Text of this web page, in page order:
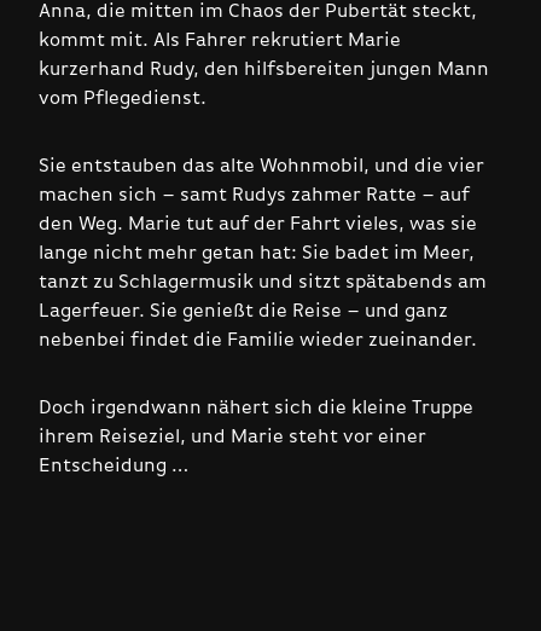
Anna, die mitten im Chaos der Pubertät steckt,
kommt mit. Als Fahrer rekrutiert Marie
kurzerhand Rudy, den hilfsbereiten jungen Mann
vom Pflegedienst.
Sie entstauben das alte Wohnmobil, und die vier
machen sich – samt Rudys zahmer Ratte – auf
den Weg. Marie tut auf der Fahrt vieles, was sie
lange nicht mehr getan hat: Sie badet im Meer,
tanzt zu Schlagermusik und sitzt spätabends am
Lagerfeuer. Sie genießt die Reise – und ganz
nebenbei findet die Familie wieder zueinander.
Doch irgendwann nähert sich die kleine Truppe
ihrem Reiseziel, und Marie steht vor einer
Entscheidung …